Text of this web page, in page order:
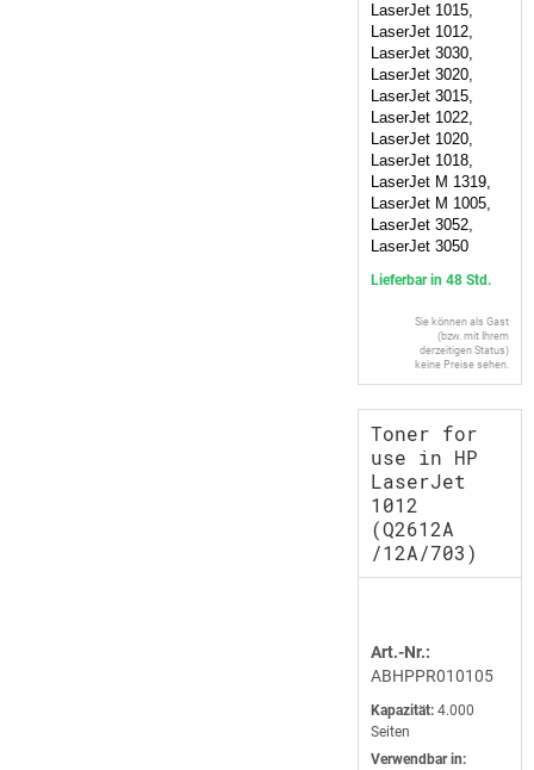
LaserJet 1015,
LaserJet 1012,
LaserJet 3030,
LaserJet 3020,
LaserJet 3015,
LaserJet 1022,
LaserJet 1020,
LaserJet 1018,
LaserJet M 1319,
LaserJet M 1005,
LaserJet 3052,
LaserJet 3050
Lieferbar in 48 Std.
Sie können als Gast
(bzw. mit Ihrem
derzeitigen Status)
keine Preise sehen.
Toner for
use in HP
LaserJet
1012
(Q2612A
/12A/703)
Art.-Nr.:
ABHPPR010105
Kapazität: 4.000
Seiten
Verwendbar in: